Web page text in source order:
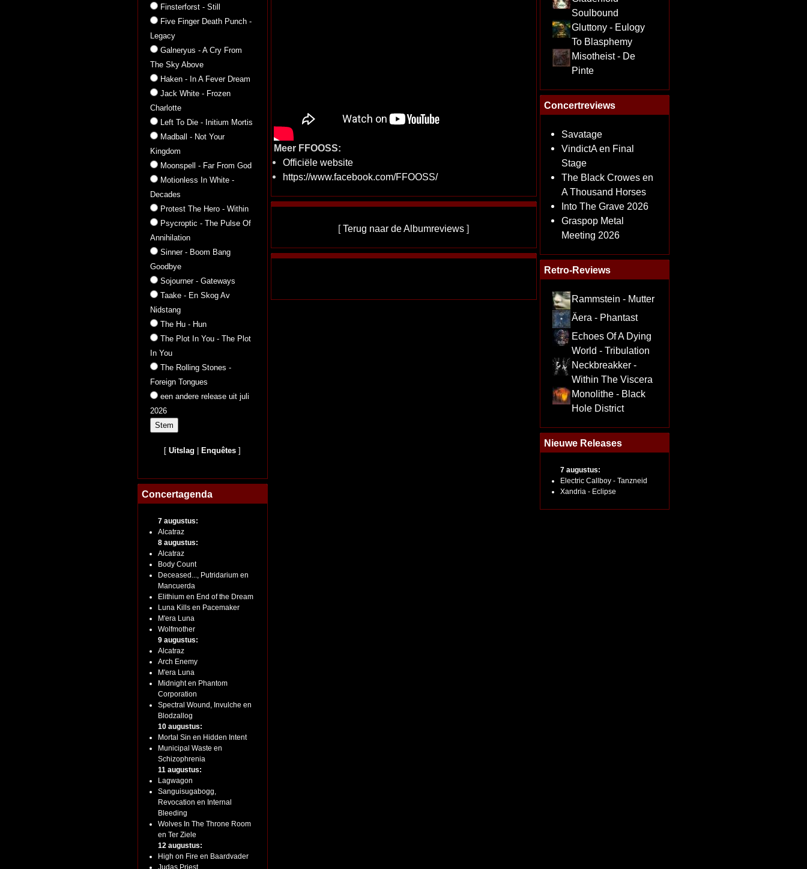
Finsterforst - Still
Five Finger Death Punch -
Legacy
Galneryus - A Cry From
The Sky Above
Haken - In A Fever Dream
Jack White - Frozen
Charlotte
Left To Die - Initium Mortis
Madball - Not Your
Kingdom
Moonspell - Far From God
Motionless In White -
Decades
Protest The Hero - Within
Psycroptic - The Pulse Of
Annihilation
Sinner - Boom Bang
Goodbye
Sojourner - Gateways
Taake - En Skog Av
Nidstang
The Hu - Hun
The Plot In You - The Plot
In You
The Rolling Stones -
Foreign Tongues
een andere release uit juli
2026
[Uitslag Enquêtes ]
Concertagenda
7 augustus:
Alcatraz
8 augustus:
Alcatraz
Body Count
Deceased..., Putridarium en
Mancuerda
Elithium en End of the Dream
Luna Kills en Pacemaker
M'era Luna
Wolfmother
9 augustus:
Alcatraz
Arch Enemy
M'era Luna
Midnight en Phantom
Corporation
Spectral Wound, Invulche en
Blodzallog
10 augustus:
Mortal Sin en Hidden Intent
Municipal Waste en
Schizophrenia
11 augustus:
Lagwagon
Sanguisugabogg,
Revocation en Internal
Bleeding
Wolves In The Throne Room
en Ter Ziele
12 augustus:
High on Fire en Baardvader
Judas Priest
Meer FFOOSS:
Officiële website
https://www.facebook.com/FFOOSS/
[Terug naar de Albumreviews ]
Soulbound
Gluttony - Eulogy
To Blasphemy
Misotheist - De
Pinte
Concertreviews
Savatage
VindictA en Final
Stage
The Black Crowes en
A Thousand Horses
Into The Grave 2026
Graspop Metal
Meeting 2026
Retro-Reviews
Rammstein - Mutter
Äera - Phantast
Echoes Of A Dying
World - Tribulation
Neckbreakker -
Within The Viscera
Monolithe - Black
Hole District
Nieuwe Releases
7 augustus:
Electric Callboy - Tanzneid
Xandria - Eclipse